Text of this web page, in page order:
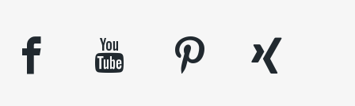
facebook youtube pinterest
xing